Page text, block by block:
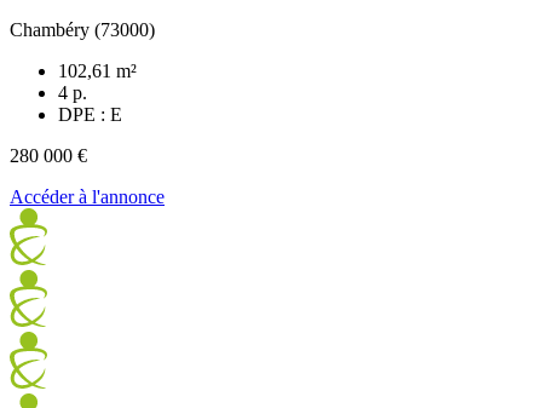
Chambéry (73000)
102,61 m²
4 p.
DPE : E
280 000 €
Accéder à l'annonce